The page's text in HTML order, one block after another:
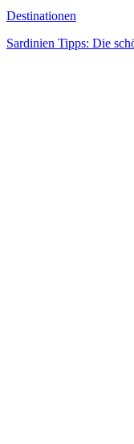
Destinationen
Sardinien Tipps: Die